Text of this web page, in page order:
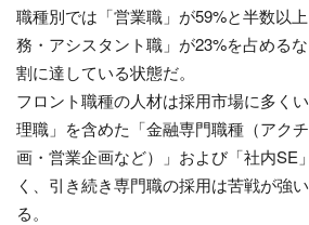
職種別では「営業職」が59%と半数以
務・アシスタント職」が23%を占める
割に達している状態だ。
フロント職種の人材は採用市場に多く
理職」を含めた「金融専門職種（アク
画・営業企画など）」および「社内SE
く、引き続き専門職の採用は苦戦が強
る。